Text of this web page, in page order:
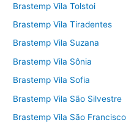
Brastemp Vila Tolstoi
Brastemp Vila Tiradentes
Brastemp Vila Suzana
Brastemp Vila Sônia
Brastemp Vila Sofia
Brastemp Vila São Silvestre
Brastemp Vila São Francisco